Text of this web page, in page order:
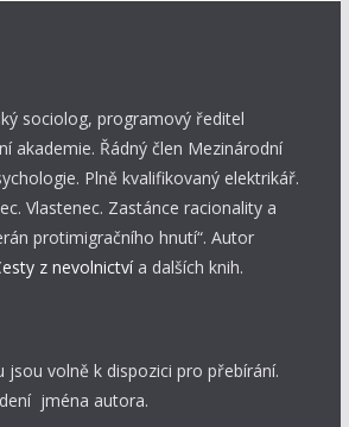
sociolog, programový ředitel
akademie. Řádný člen Mezinárodní
Plně kvalifikovaný elektrikář.
Vlastenec. Zastánce racionality a
protimigračního hnutí“. Autor
z nevolnictví a dalších knih.
volně k dispozici pro přebírání.
jména autora.